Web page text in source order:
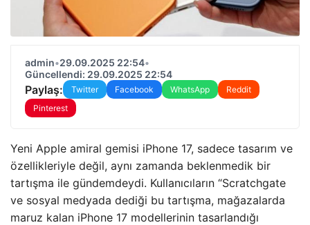
admin•29.09.2025 22:54•
Güncellendi: 29.09.2025 22:54
Paylaş: Twitter Facebook WhatsApp
Reddit
Pinterest
Yeni Apple amiral gemisi iPhone 17, sadece tasarım ve
özellikleriyle değil, aynı zamanda beklenmedik bir
tartışma ile gündemdeydi. Kullanıcıların “Scratchgate
ve sosyal medyada dediği bu tartışma, mağazalarda
maruz kalan iPhone 17 modellerinin tasarlandığı